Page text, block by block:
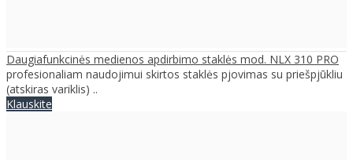
Daugiafunkcinės medienos apdirbimo staklės mod. NLX 310 PRO
profesionaliam naudojimui skirtos staklės pjovimas su priešpjūkliu
(atskiras variklis) ..
Klauskite